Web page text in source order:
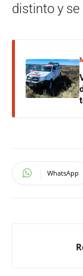
distinto y se
WhatsApp